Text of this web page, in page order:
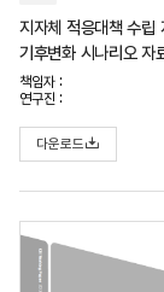
지자체 적응대책 수립
기후변화 시나리오 자
책임자 :
연구진 :
다운로드